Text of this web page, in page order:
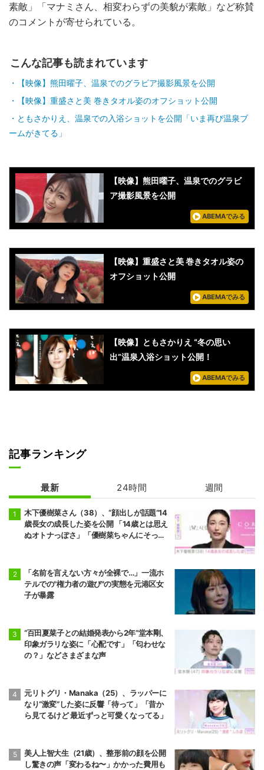
素敵」「マナミさん、相変わらずの美貌が素敵」など称賛
のコメントが寄せられている。
こんな記事も読まれています
【映像】熊田曜子、温泉でのグラビア撮影風景を公開
【映像】重盛さと美 巻きタオル姿のオフショット公開
ともさかりえ、温泉での入浴ショットを公開「いま再び温泉ブ
ームがきてる」
【映像】熊田曜子、温泉でのグラビ
ア撮影風景を公開
ABEMAでみる
【映像】重盛さと美 巻きタオル姿の
オフショット公開
ABEMAでみる
【映像】ともさかりえ “冬の思い
出”温泉入浴ショット公開！
ABEMAでみる
記事ランキング
最新 24時間 週間
木下優樹菜さん（38）、“顔出しが話題”14
歳長女の成長した姿を公開 「14歳とは思え
ぬオトナっぽさ」「優樹菜ちゃんにそっく
「名前を言えない方々が全裸で…」一流ホ
テルでの"権力者の遊び"の実態を元港区女
子が暴露
“百田夏菜子との結婚発表から2年”堂本剛、
印象ガラリな姿に「心配です」「匂わせな
の？」などさまざまな声
元リトグリ・Manaka（25）、ラッパーに
なり“激変”した姿に反響「待って」「昔か
ら見てるけど 最近ずっと可愛くなってる」
美人上智大生（21歳）、整形前の顔を公開
し驚きの声「変わるね〜」かかった費用も